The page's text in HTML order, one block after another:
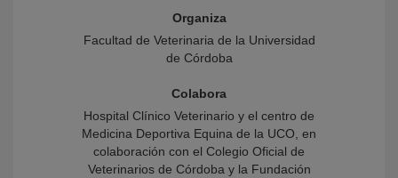
Organiza
Facultad de Veterinaria de la Universidad
de Córdoba
Colabora
Hospital Clínico Veterinario y el centro de
Medicina Deportiva Equina de la UCO, en
colaboración con el Colegio Oficial de
Veterinarios de Córdoba y la Fundación